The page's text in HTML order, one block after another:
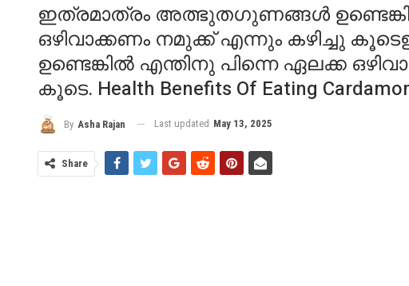
ഇത്രമാത്രം അത്ഭുതഗുണങ്ങൾ
ഒഴിവാക്കണം നമുക്ക് എന്നും കഴിച്ചു
ഉണ്ടെങ്കിൽ എന്തിനു പിന്നെ ഏലക്ക
കൂടെ. Health Benefits Of Eating
By Asha Rajan Last updated May 13, 2025
Share